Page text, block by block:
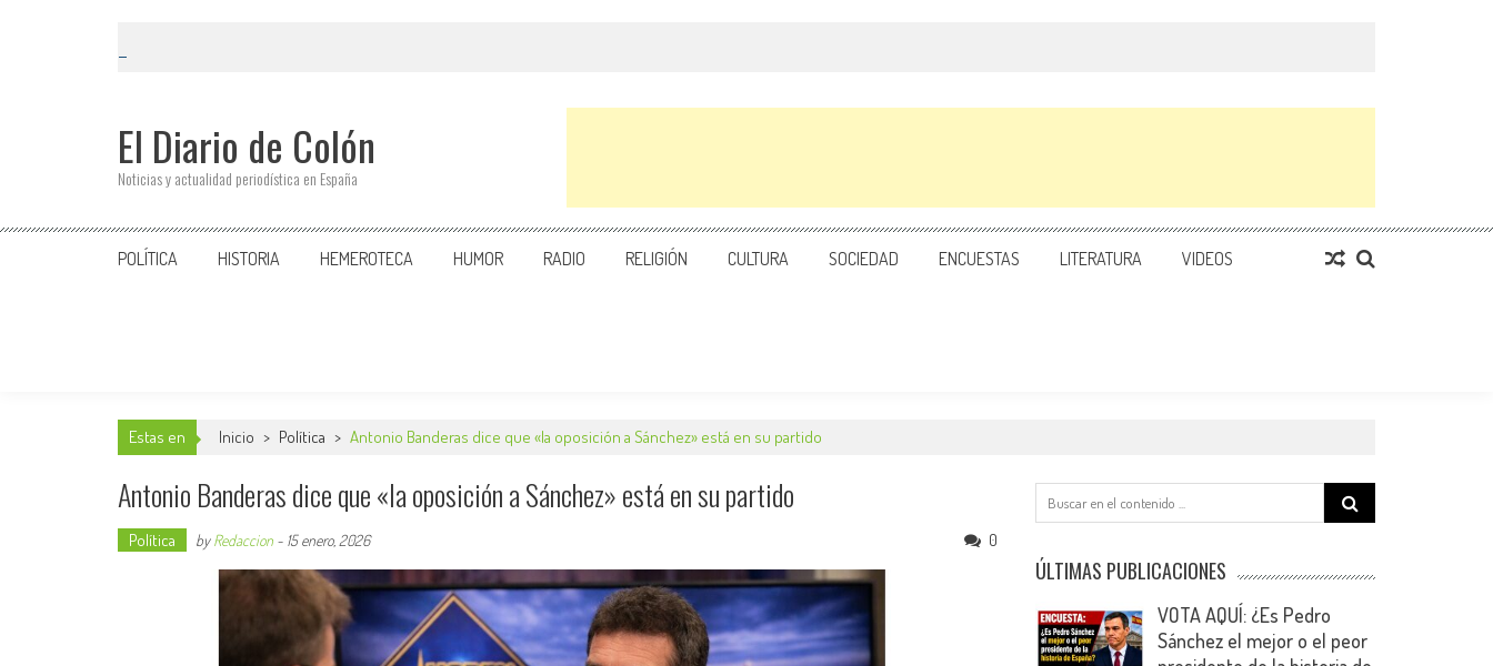
El Diario de Colón
Noticias y actualidad periodística en España
POLÍTICA HISTORIA HEMEROTECA HUMOR RADIO RELIGIÓN CULTURA SOCIEDAD ENCUESTAS LITERATURA VIDEOS
Estas en Inicio > Política > Antonio Banderas dice que «la oposición a Sánchez» está en su partido
Antonio Banderas dice que «la oposición a Sánchez» está en su partido
Política byRedaccion - 15 enero, 2026 0
Search
for:
ÚLTIMAS PUBLICACIONES
VOTA AQUÍ: ¿Es Pedro
Sánchez el mejor o el peor